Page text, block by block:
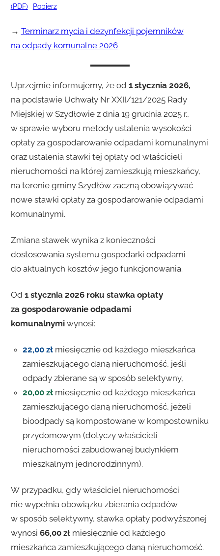
(PDF)
Pobierz
→ Terminarz mycia i dezynfekcji pojemników
na odpady komunalne 2026
Uprzejmie informujemy, że od 1 stycznia 2026,
na podstawie Uchwały Nr XXII/121/2025 Rady
Miejskiej w Szydłowie z dnia 19 grudnia 2025 r.,
w sprawie wyboru metody ustalenia wysokości
opłaty za gospodarowanie odpadami komunalnymi
oraz ustalenia stawki tej opłaty od właścicieli
nieruchomości na której zamieszkują mieszkańcy,
na terenie gminy Szydłów zaczną obowiązywać
nowe stawki opłaty za gospodarowanie odpadami
komunalnymi.
Zmiana stawek wynika z konieczności
dostosowania systemu gospodarki odpadami
do aktualnych kosztów jego funkcjonowania.
Od 1 stycznia 2026 roku stawka opłaty
za gospodarowanie odpadami
komunalnymi wynosi:
22,00 złmiesięcznie od każdego mieszkańca
zamieszkującego daną nieruchomość, jeśli
odpady zbierane są w sposób selektywny,
20,00 złmiesięcznie od każdego mieszkańca
zamieszkującego daną nieruchomość, jeżeli
bioodpady są kompostowane w kompostowniku
przydomowym (dotyczy właścicieli
nieruchomości zabudowanej budynkiem
mieszkalnym jednorodzinnym).
W przypadku, gdy właściciel nieruchomości
nie wypełnia obowiązku zbierania odpadów
w sposób selektywny, stawka opłaty podwyższonej
wynosi 66,00 złmiesięcznie od każdego
mieszkańca zamieszkującego daną nieruchomość.